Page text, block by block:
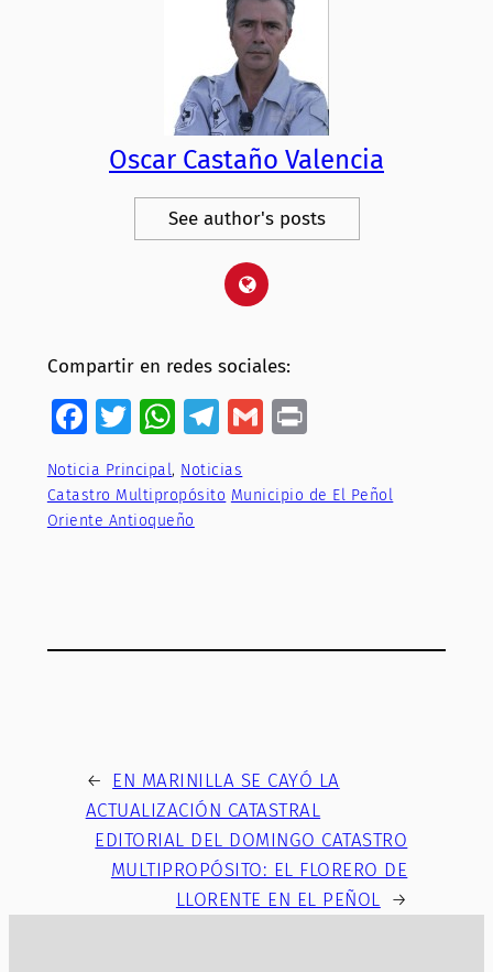
Oscar Castaño Valencia
See author's posts
Compartir en redes sociales:
Facebook
Twitter
WhatsApp
Telegram
Gmail
Noticia Principal, Noticias
Catastro Multipropósito Municipio de El Peñol
Oriente Antioqueño
← EN MARINILLA SE CAYÓ LA
ACTUALIZACIÓN CATASTRAL
EDITORIAL DEL DOMINGO CATASTRO
MULTIPROPÓSITO: EL FLORERO DE
LLORENTE EN EL PEÑOL →